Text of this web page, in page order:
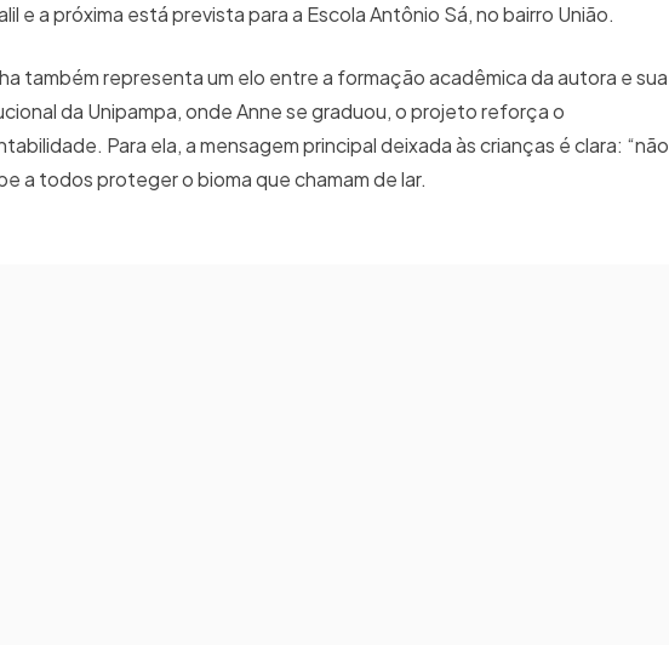
e a próxima está prevista para a Escola Antônio Sá, no bairro União.
também representa um elo entre a formação acadêmica da autora e sua
da Unipampa, onde Anne se graduou, o projeto reforça o
Para ela, a mensagem principal deixada às crianças é clara: “não
a todos proteger o bioma que chamam de lar.